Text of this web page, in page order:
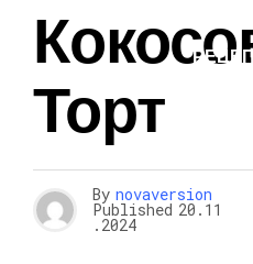
Торт
By novaversion
Published 20.11
.2024